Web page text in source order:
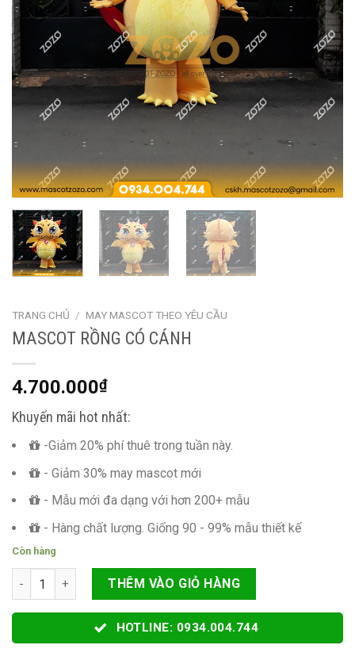
TRANG CHỦ / MAY MASCOT THEO YÊU CẦU
MASCOT RỒNG CÓ CÁNH
4.700.000₫
Khuyến mãi hot nhất:
-Giảm 20% phí thuê trong tuần này.
- Giảm 30% may mascot mới
- Mẫu mới đa dạng với hơn 200+ mẫu
- Hàng chất lượng. Giống 90 - 99% mẫu thiết kế
Còn hàng
MASCOT RỒNG CÓ CÁNH số lượng
THÊM VÀO GIỎ HÀNG
HOTLINE: 0934.004.744